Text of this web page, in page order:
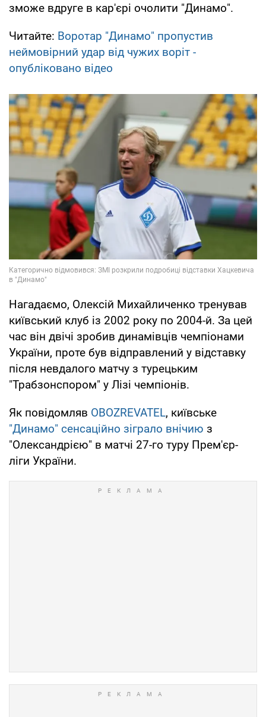
зможе вдруге в кар'єрі очолити "Динамо".
Читайте: Воротар "Динамо" пропустив
неймовірний удар від чужих воріт -
опубліковано відео
Нагадаємо, Олексій Михайличенко тренував
київський клуб із 2002 року по 2004-й. За цей
час він двічі зробив динамівців чемпіонами
України, проте був відправлений у відставку
після невдалого матчу з турецьким
"Трабзонспором" у Лізі чемпіонів.
Як повідомляв OBOZREVATEL, київське
"Динамо" сенсаційно зіграло внічию з
"Олександрією" в матчі 27-го туру Прем'єр-
ліги України.